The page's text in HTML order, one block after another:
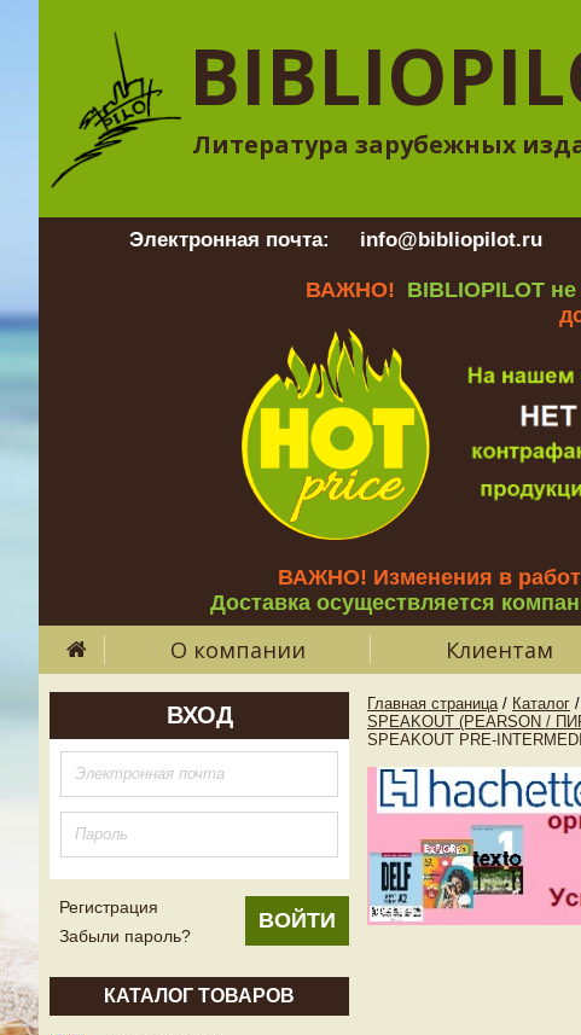
Литература зарубежных
Электронная почта: info@bibliopilot.ru
ВАЖНО! BIBLIOPILOT
ВАЖНО! Изменения в
Доставка осуществляется
О компании Клиентам
ВХОД
Регистрация
Забыли пароль?
КАТАЛОГ ТОВАРОВ
Главная страница / Каталог /
SPEAKOUT (PEARSON /
SPEAKOUT PRE-